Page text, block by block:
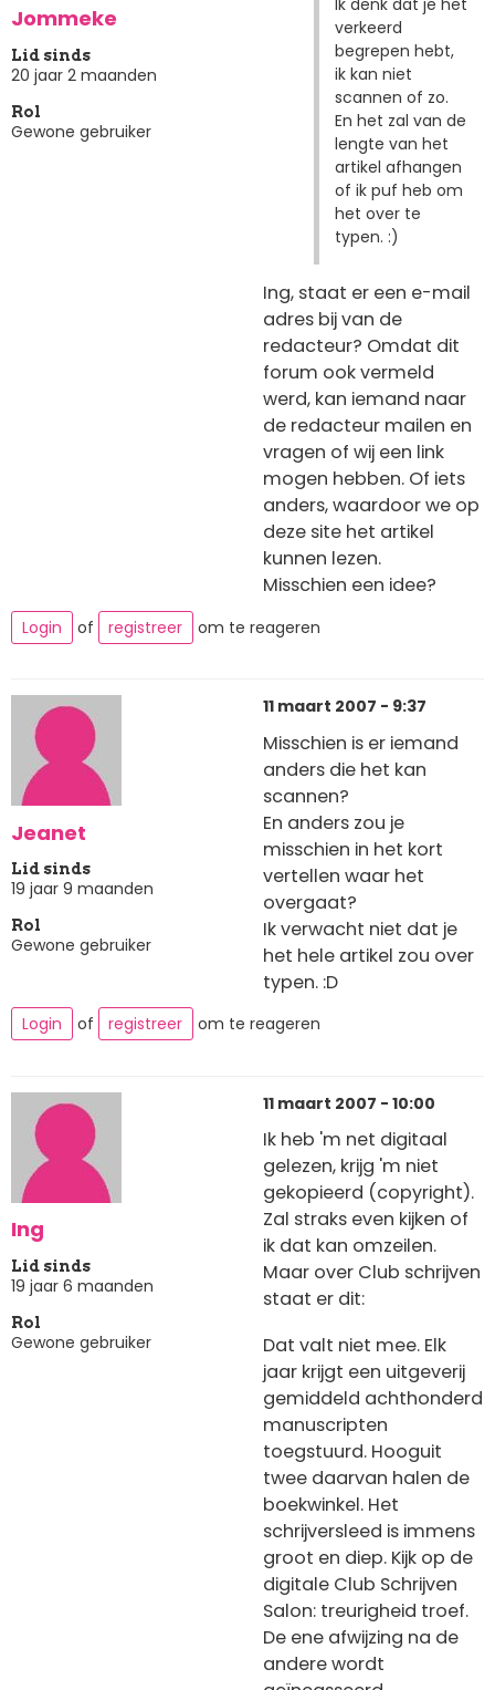
Jommeke
Lid sinds
20 jaar 2 maanden
Rol
Gewone gebruiker
Ik denk dat je het
verkeerd
begrepen hebt,
ik kan niet
scannen of zo.
En het zal van de
lengte van het
artikel afhangen
of ik puf heb om
het over te
typen. :)
Ing, staat er een e-mail
adres bij van de
redacteur? Omdat dit
forum ook vermeld
werd, kan iemand naar
de redacteur mailen en
vragen of wij een link
mogen hebben. Of iets
anders, waardoor we op
deze site het artikel
kunnen lezen.
Misschien een idee?
Login of registreer om te reageren
Jeanet
Lid sinds
19 jaar 9 maanden
Rol
Gewone gebruiker
11 maart 2007 - 9:37
Misschien is er iemand
anders die het kan
scannen?
En anders zou je
misschien in het kort
vertellen waar het
overgaat?
Ik verwacht niet dat je
het hele artikel zou over
typen. :D
Login of registreer om te reageren
Ing
Lid sinds
19 jaar 6 maanden
Rol
Gewone gebruiker
11 maart 2007 - 10:00
Ik heb 'm net digitaal
gelezen, krijg 'm niet
gekopieerd (copyright).
Zal straks even kijken of
ik dat kan omzeilen.
Maar over Club schrijven
staat er dit:
Dat valt niet mee. Elk
jaar krijgt een uitgeverij
gemiddeld achthonderd
manuscripten
toegstuurd. Hooguit
twee daarvan halen de
boekwinkel. Het
schrijversleed is immens
groot en diep. Kijk op de
digitale Club Schrijven
Salon: treurigheid troef.
De ene afwijzing na de
andere wordt